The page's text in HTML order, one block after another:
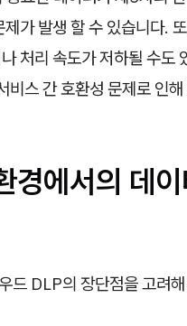
가 발생 할 수 있습니다.
처리 속도가 저하될 수도
비스 간 호환성 문제로 인
경에서의 데
드 DLP의 장단점을 고려